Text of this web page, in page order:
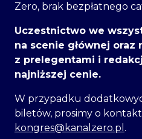
Zero, brak bezpłatnego
Uczestnictwo we
na scenie głównej
z prelegentami i
najniższej cenie.
W przypadku
biletów, prosimy o kontakt
kongres@kanalzero.pl .